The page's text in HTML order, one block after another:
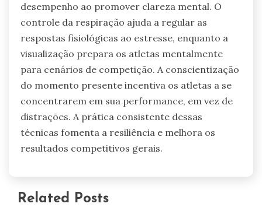
desempenho ao promover clareza mental. O
controle da respiração ajuda a regular as
respostas fisiológicas ao estresse, enquanto a
visualização prepara os atletas mentalmente
para cenários de competição. A conscientização
do momento presente incentiva os atletas a se
concentrarem em sua performance, em vez de
distrações. A prática consistente dessas
técnicas fomenta a resiliência e melhora os
resultados competitivos gerais.
Related Posts